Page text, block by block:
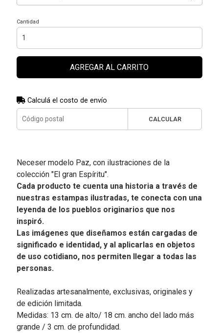
Cantidad
AGREGAR AL CARRITO
Calculá el costo de envío
CALCULAR
Neceser modelo Paz, con ilustraciones de la
colección "El gran Espíritu".
Cada producto te cuenta una historia a través de
nuestras estampas ilustradas, te conecta con una
leyenda de los pueblos originarios que nos
inspiró.
Las imágenes que diseñamos están cargadas de
significado e identidad, y al aplicarlas en objetos
de uso cotidiano, nos permiten llegar a todas las
personas.
Realizadas artesanalmente, exclusivas, originales y
de edición limitada.
Medidas: 13 cm. de alto/ 18 cm. ancho del lado más
grande / 3 cm. de profundidad.